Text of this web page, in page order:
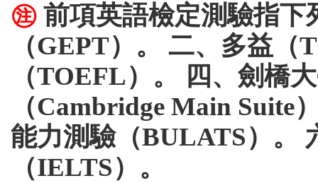
㊟ 前項英語檢定測驗指下
（GEPT）。 二、多益
（TOEFL）。 四、劍橋
（Cambridge Main Suite
能力測驗（BULATS）。
（IELTS）。